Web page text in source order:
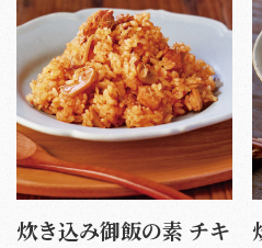
炊き込み御飯の素 チキ